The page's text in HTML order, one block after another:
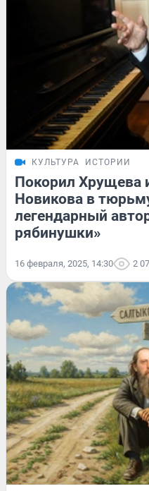
КУЛЬТУРА ИСТОРИИ
Покорил Хрущева
Новикова в
легендарный
рябинушки»
16 февраля, 2025, 14:30 2